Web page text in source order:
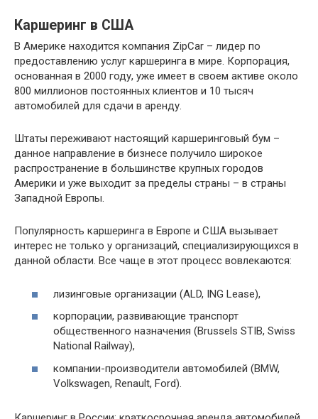
Каршеринг в США
В Америке находится компания ZipCar – лидер по
предоставлению услуг каршеринга в мире. Корпорация,
основанная в 2000 году, уже имеет в своем активе около
800 миллионов постоянных клиентов и 10 тысяч
автомобилей для сдачи в аренду.
Штаты переживают настоящий каршеринговый бум –
данное направление в бизнесе получило широкое
распространение в большинстве крупных городов
Америки и уже выходит за пределы страны – в страны
Западной Европы.
Популярность каршеринга в Европе и США вызывает
интерес не только у организаций, специализирующихся в
данной области. Все чаще в этот процесс вовлекаются:
лизинговые организации (ALD, ING Lease),
корпорации, развивающие транспорт
общественного назначения (Brussels STIB, Swiss
National Railway),
компании-производители автомобилей (BMW,
Volkswagen, Renault, Ford).